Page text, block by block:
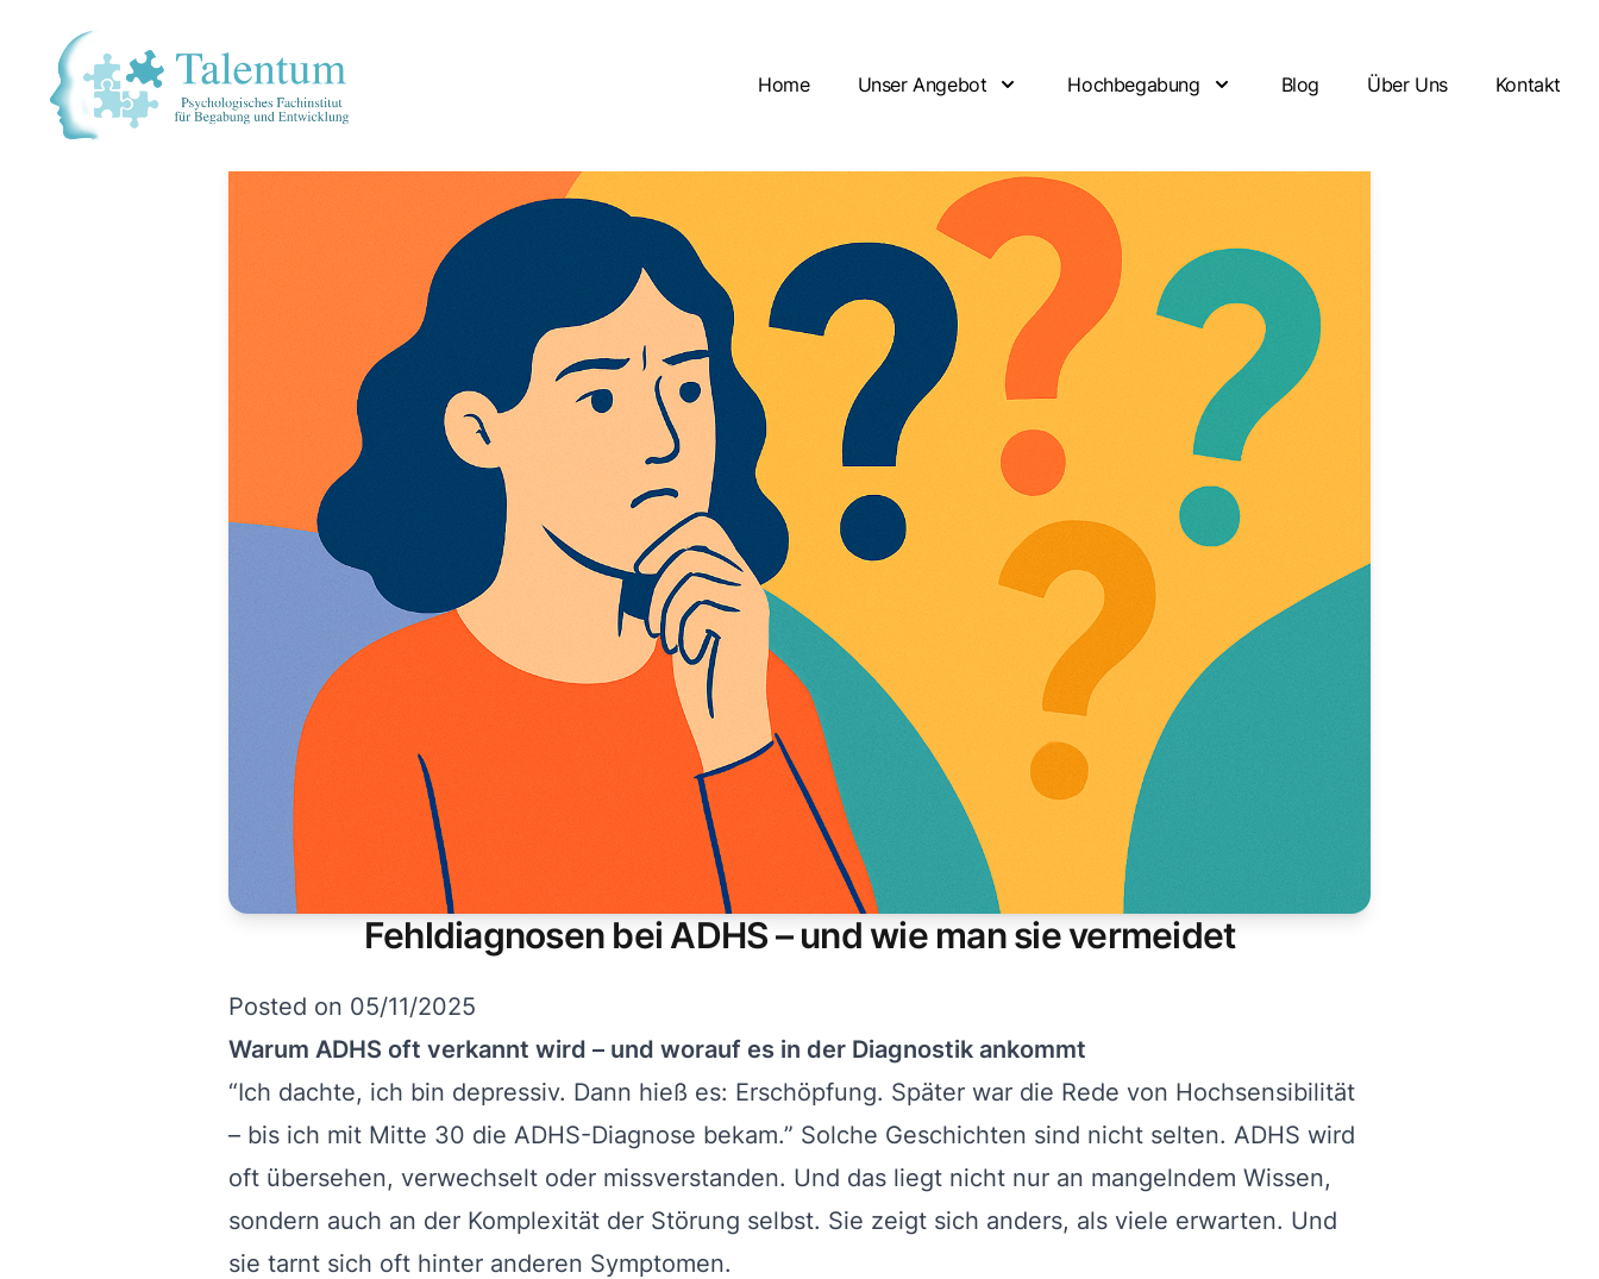
Home Unser Angebot Hochbegabung Blog Über Uns Kontakt
Fehldiagnosen bei ADHS – und wie man sie vermeidet
Posted on 05/11/2025
Warum ADHS oft verkannt wird – und worauf es in der Diagnostik ankommt
“Ich dachte, ich bin depressiv. Dann hieß es: Erschöpfung. Später war die Rede von Hochsensibilität
– bis ich mit Mitte 30 die ADHS-Diagnose bekam.” Solche Geschichten sind nicht selten. ADHS wird
oft übersehen, verwechselt oder missverstanden. Und das liegt nicht nur an mangelndem Wissen,
sondern auch an der Komplexität der Störung selbst. Sie zeigt sich anders, als viele erwarten. Und
sie tarnt sich oft hinter anderen Symptomen.